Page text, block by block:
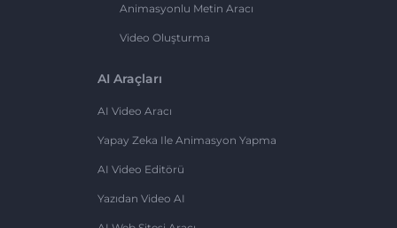
Animasyonlu Metin Aracı
Video Oluşturma
AI Araçları
AI Video Aracı
Yapay Zeka Ile Animasyon Yapma
AI Video Editörü
Yazıdan Video AI